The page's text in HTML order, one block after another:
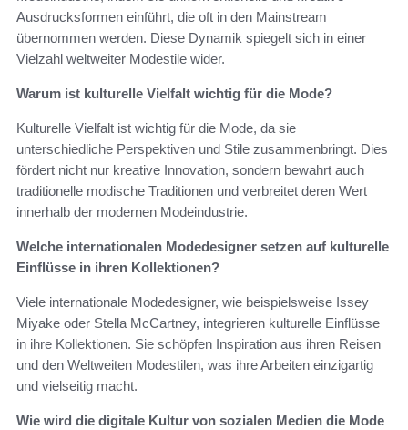
Ausdrucksformen einführt, die oft in den Mainstream
übernommen werden. Diese Dynamik spiegelt sich in einer
Vielzahl weltweiter Modestile wider.
Warum ist kulturelle Vielfalt wichtig für die Mode?
Kulturelle Vielfalt ist wichtig für die Mode, da sie
unterschiedliche Perspektiven und Stile zusammenbringt. Dies
fördert nicht nur kreative Innovation, sondern bewahrt auch
traditionelle modische Traditionen und verbreitet deren Wert
innerhalb der modernen Modeindustrie.
Welche internationalen Modedesigner setzen auf kulturelle
Einflüsse in ihren Kollektionen?
Viele internationale Modedesigner, wie beispielsweise Issey
Miyake oder Stella McCartney, integrieren kulturelle Einflüsse
in ihre Kollektionen. Sie schöpfen Inspiration aus ihren Reisen
und den Weltweiten Modestilen, was ihre Arbeiten einzigartig
und vielseitig macht.
Wie wird die digitale Kultur von sozialen Medien die Mode